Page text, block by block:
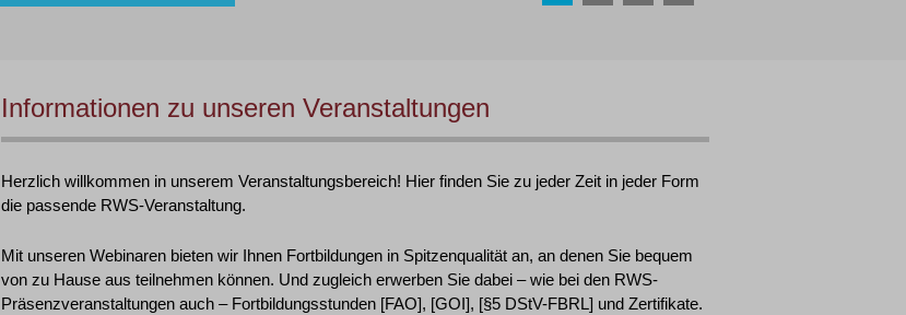
Informationen zu unseren Veranstaltungen
Herzlich willkommen in unserem Veranstaltungsbereich! Hier finden Sie zu jeder Zeit in jeder Form
die passende RWS-Veranstaltung.
Mit unseren Webinaren bieten wir Ihnen Fortbildungen in Spitzenqualität an, an denen Sie bequem
von zu Hause aus teilnehmen können. Und zugleich erwerben Sie dabei – wie bei den RWS-
Präsenzveranstaltungen auch – Fortbildungsstunden [FAO], [GOI], [§5 DStV-FBRL] und Zertifikate.